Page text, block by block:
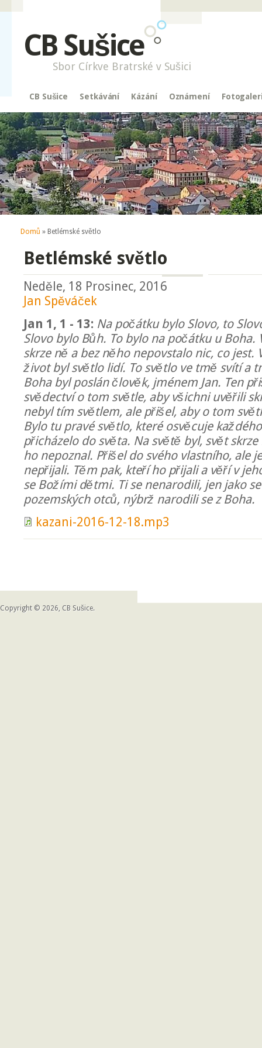
CB Sušice
Sbor Církve Bratrské v Sušici
CB Sušice Setkávání Kázání Oznámení
Jste zde
Domů » Betlémské světlo
Betlémské světlo
Neděle, 18 Prosinec, 2016
Jan Spěváček
Jan 1, 1 - 13: Na počátku bylo Slovo, to
Slovo bylo Bůh. To bylo na počátku u Boha.
skrze ně a bez něho nepovstalo nic, co jest.
život byl světlo lidí. To světlo ve tmě svítí a
Boha byl poslán člověk, jménem Jan. Ten
svědectví o tom světle, aby všichni uvěřili
nebyl tím světlem, ale přišel, aby o tom
Bylo tu pravé světlo, které osvěcuje
přicházelo do světa. Na světě byl, svět
ho nepoznal. Přišel do svého vlastního, ale
nepřijali. Těm pak, kteří ho přijali a věří v
se Božími dětmi. Ti se nenarodili, jen jako
pozemských otců, nýbrž narodili se z Boha.
kazani-2016-12-18.mp3
Copyright © 2026, CB Sušice.